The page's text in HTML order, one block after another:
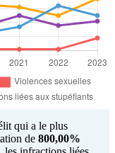
qui a le plus
de 800,00%